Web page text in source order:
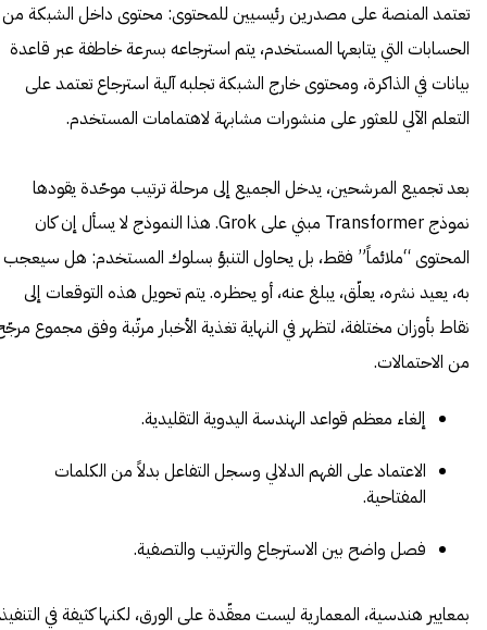
تعتمد المنصة على مصدرين رئيسيين للمحتوى: محتوى داخل الشبكة من
الحسابات التي يتابعها المستخدم، يتم استرجاعه بسرعة خاطفة عبر قاعدة
بيانات في الذاكرة، ومحتوى خارج الشبكة تجلبه آلية استرجاع تعتمد على
التعلم الآلي للعثور على منشورات مشابهة لاهتمامات المستخدم.
بعد تجميع المرشحين، يدخل الجميع إلى مرحلة ترتيب موحّدة يقودها
نموذج Transformer مبني على Grok. هذا النموذج لا يسأل إن كان
المحتوى “ملائماً” فقط، بل يحاول التنبؤ بسلوك المستخدم: هل سيعجب
به، يعيد نشره، يعلّق، يبلغ عنه، أو يحظره. يتم تحويل هذه التوقعات إلى
نقاط بأوزان مختلفة، لتظهر في النهاية تغذية الأخبار مرتّبة وفق مجموع
من الاحتمالات.
إلغاء معظم قواعد الهندسة اليدوية التقليدية.
الاعتماد على الفهم الدلالي وسجل التفاعل بدلاً من الكلمات
المفتاحية.
فصل واضح بين الاسترجاع والترتيب والتصفية.
بمعايير هندسية، المعمارية ليست معقّدة على الورق، لكنها كثيفة في